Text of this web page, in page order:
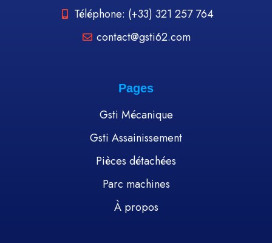
Téléphone: (+33) 321 257 764
contact@gsti62.com
Pages
Gsti Mécanique
Gsti Assainissement
Pièces détachées
Parc machines
À propos